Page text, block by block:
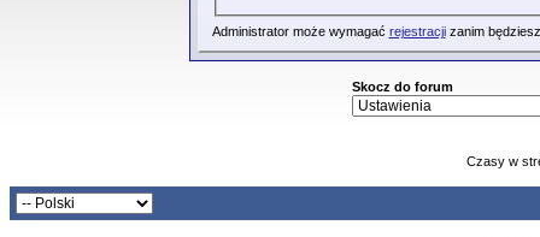
Administrator może wymagać rejestracjizanim
Skocz do forum
Czasy w